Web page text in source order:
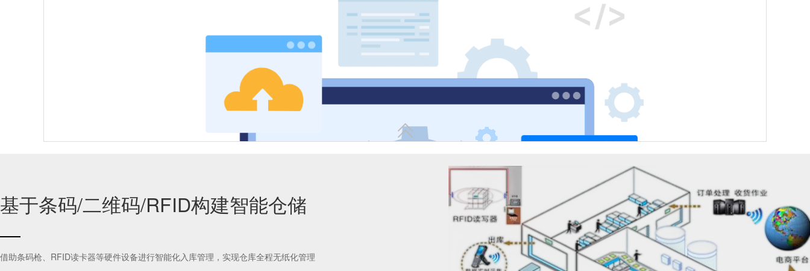
二、 在制品（WIP）实时调度
三、 原材料与成品的精准化

集成ERP/MES数据，动态调整物料配送优先级
基于条码/二维码/RFID构建智能仓储
借助条码枪、RFID读卡器等硬件设备进行智能化入库管理，实现仓库全程无纸化管理